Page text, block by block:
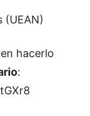
(UEAN)
hacerlo
: